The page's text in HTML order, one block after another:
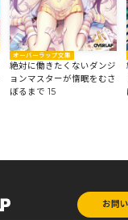
オーバーラップ文庫
絶対に働きたくないダンジ
ョンマスターが惰眠をむさ
ぼるまで 15
お問